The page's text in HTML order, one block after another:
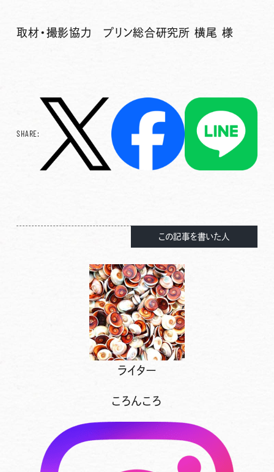
取材・撮影協力 プリン総合研究所 横尾 様
SHARE:
この記事を書いた人
ライター
ころんころ